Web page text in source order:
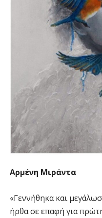
Αρμένη Μιράντα
«Γεννήθηκα και
ήρθα σε επαφή για